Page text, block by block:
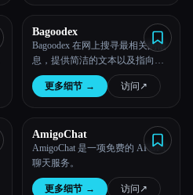
Bagoodex
Bagoodex 在网上搜寻最相关的信
息，提供简洁的文本以及指向原
始来源的直接链接。
更多细节 → 访问 ↗︎
AmigoChat
AmigoChat 是一项免费的 AI GPT
聊天服务。
更多细节 → 访问 ↗︎